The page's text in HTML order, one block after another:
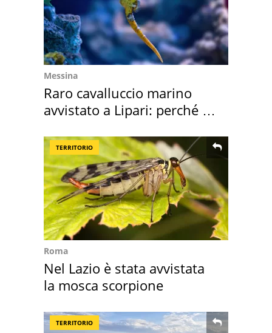
Messina
Raro cavalluccio marino
avvistato a Lipari: perché è
TERRITORIO
Roma
Nel Lazio è stata avvistata
la mosca scorpione
TERRITORIO